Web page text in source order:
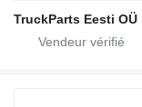
TruckParts Eesti OÜ